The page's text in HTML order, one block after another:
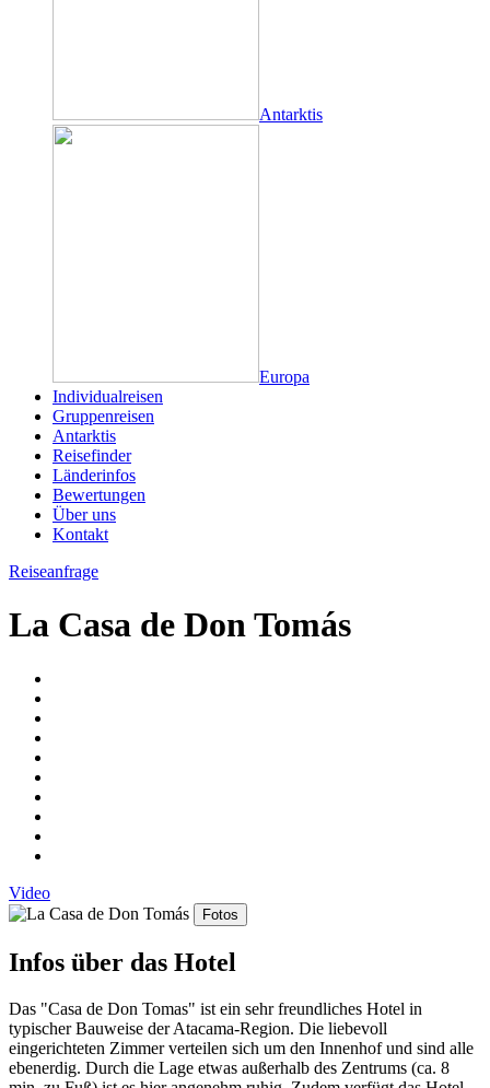
Antarktis
Europa
Individualreisen
Gruppenreisen
Antarktis
Reisefinder
Länderinfos
Bewertungen
Über uns
Kontakt
Reiseanfrage
La Casa de Don Tomás
Video
Fotos
Infos über das Hotel
Das "Casa de Don Tomas" ist ein sehr freundliches Hotel in
typischer Bauweise der Atacama-Region. Die liebevoll
eingerichteten Zimmer verteilen sich um den Innenhof und sind alle
ebenerdig. Durch die Lage etwas außerhalb des Zentrums (ca. 8